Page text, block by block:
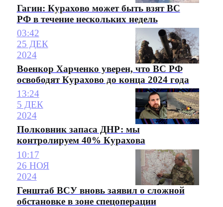
Гагин: Курахово может быть взят ВС
РФ в течение нескольких недель
03:42
25 ДЕК
2024
Военкор Харченко уверен, что ВС РФ
освободят Курахово до конца 2024 года
13:24
5 ДЕК
2024
Полковник запаса ДНР: мы
контролируем 40% Курахова
10:17
26 НОЯ
2024
Генштаб ВСУ вновь заявил о сложной
обстановке в зоне спецоперации